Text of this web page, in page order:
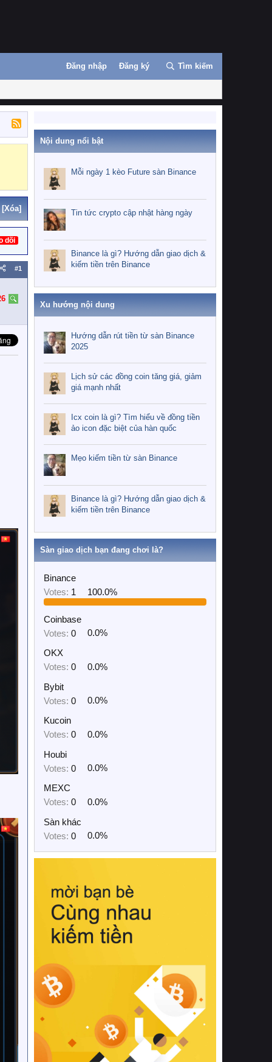
Đăng nhập Đăng ký Tìm kiếm
[Xóa]
dõi
#1
Nội dung nổi bật
Mỗi ngày 1 kèo Future sàn Binance
Tin tức crypto cập nhật hàng ngày
Binance là gì? Hướng dẫn giao dịch &
kiếm tiền trên Binance
Xu hướng nội dung
Hướng dẫn rút tiền từ sàn Binance
2025
Lịch sử các đồng coin tăng giá, giảm
giá mạnh nhất
Icx coin là gì? Tìm hiểu về đồng tiền
ảo icon đặc biệt của hàn quốc
Mẹo kiếm tiền từ sàn Binance
Binance là gì? Hướng dẫn giao dịch &
kiếm tiền trên Binance
Sàn giao dịch bạn đang chơi là?
Binance
Votes: 1 100.0%
Coinbase
Votes: 0
0.0%
OKX
Votes: 0
0.0%
Bybit
Votes: 0
0.0%
Kucoin
Votes: 0
0.0%
Houbi
Votes: 0
0.0%
MEXC
Votes: 0
0.0%
Sàn khác
Votes: 0 0.0%